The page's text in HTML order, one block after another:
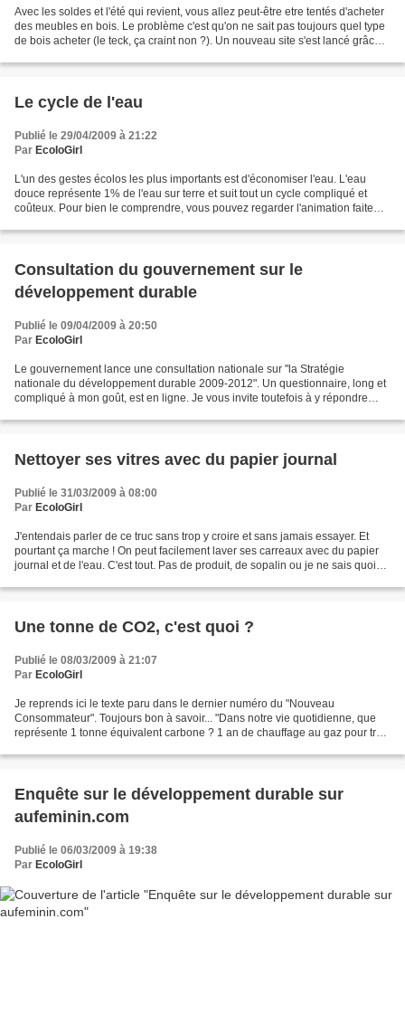
Avec les soldes et l'été qui revient, vous allez peut-être etre tentés d'acheter
des meubles en bois. Le problème c'est qu'on ne sait pas toujours quel type
de bois acheter (le teck, ça craint non ?). Un nouveau site s'est lancé grâce
Le cycle de l'eau
Publié le 29/04/2009 à 21:22
Par EcoloGirl
L'un des gestes écolos les plus importants est d'économiser l'eau. L'eau
douce représente 1% de l'eau sur terre et suit tout un cycle compliqué et
coûteux. Pour bien le comprendre, vous pouvez regarder l'animation faite
Consultation du gouvernement sur le
développement durable
Publié le 09/04/2009 à 20:50
Par EcoloGirl
Le gouvernement lance une consultation nationale sur "la Stratégie
nationale du développement durable 2009-2012". Un questionnaire, long et
compliqué à mon goût, est en ligne. Je vous invite toutefois à y répondre
Nettoyer ses vitres avec du papier journal
Publié le 31/03/2009 à 08:00
Par EcoloGirl
J'entendais parler de ce truc sans trop y croire et sans jamais essayer. Et
pourtant ça marche ! On peut facilement laver ses carreaux avec du papier
journal et de l'eau. C'est tout. Pas de produit, de sopalin ou je ne sais quoi
Une tonne de CO2, c'est quoi ?
Publié le 08/03/2009 à 21:07
Par EcoloGirl
Je reprends ici le texte paru dans le dernier numéro du "Nouveau
Consommateur". Toujours bon à savoir... "Dans notre vie quotidienne, que
représente 1 tonne équivalent carbone ? 1 an de chauffage au gaz pour trois
Enquête sur le développement durable sur
aufeminin.com
Publié le 06/03/2009 à 19:38
Par EcoloGirl